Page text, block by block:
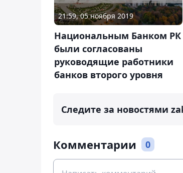
21:59, 05 ноября 2019
Национальным Банком РК
были согласованы
руководящие работники
банков второго уровня
Следите за новостями
Комментарии 0